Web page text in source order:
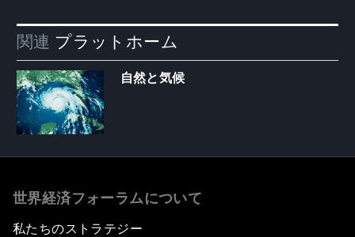
関連 プラットホーム
自然と気候
世界経済フォーラムについて
私たちのストラテジー